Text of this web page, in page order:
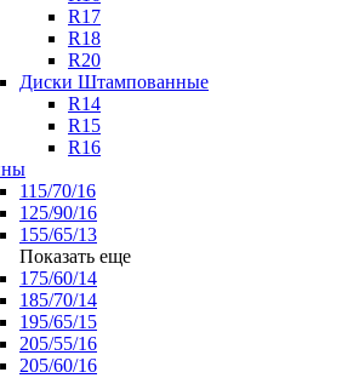
R17
R18
R20
Диски Штампованные
R14
R15
R16
115/70/16
125/90/16
155/65/13
Показать еще
175/60/14
185/70/14
195/65/15
205/55/16
205/60/16